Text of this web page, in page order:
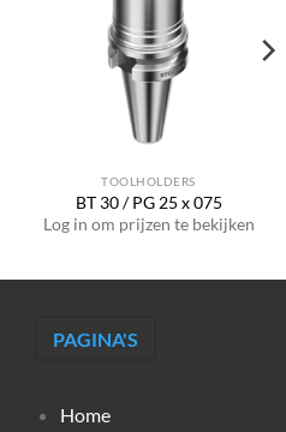
TOOLHOLDERS
BT 30 / PG 25 x 075
Log in om prijzen te bekijken
PAGINA'S
Home